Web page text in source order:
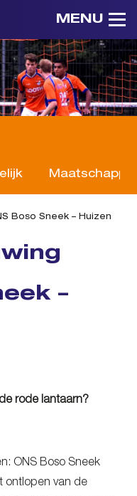
MENU
Boso Sneek – Huizen
–
rode lantaarn?
ONS Boso Sneek
ontlopen van de